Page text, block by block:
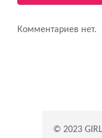
Комментариев нет.
© 2023